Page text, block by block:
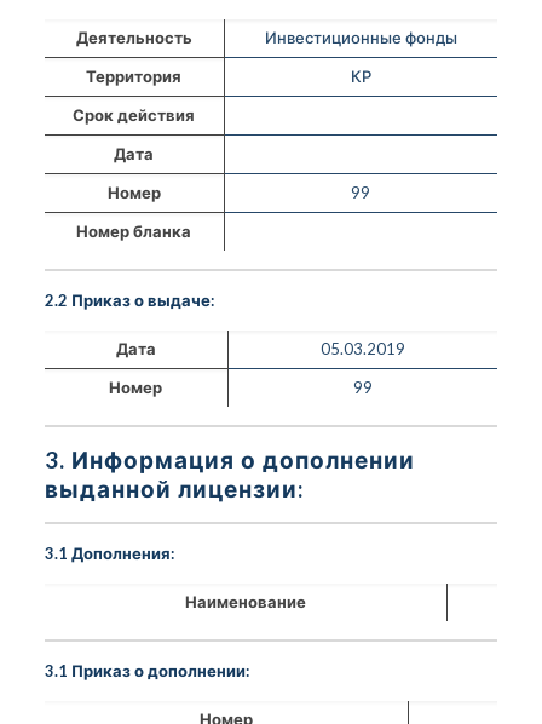
Деятельность
Инвестиционные фонды
Территория
КР
Срок действия
Дата
Номер
99
Номер бланка
2.2 Приказ о выдаче:
Дата
05.03.2019
Номер
99
3. Информация о дополнении
выданной лицензии:
3.1 Дополнения:
Наименование
3.1 Приказ о дополнении:
Номер